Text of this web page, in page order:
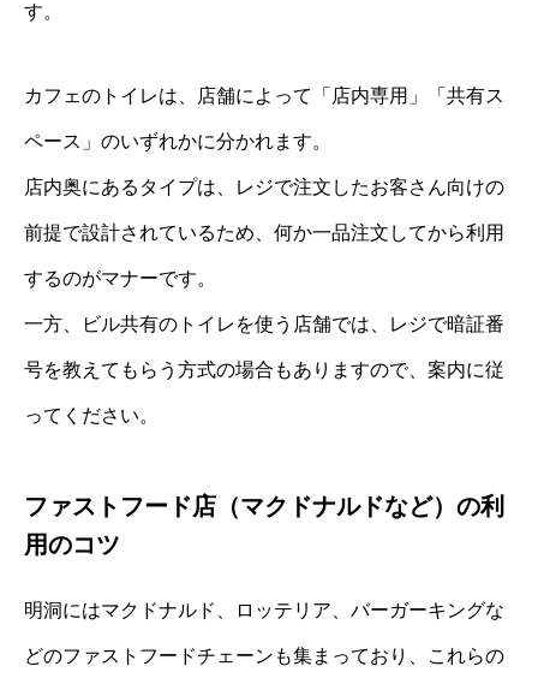
す。
カフェのトイレは、店舗によって「店内専用」「共有ス
ペース」のいずれかに分かれます。
店内奥にあるタイプは、レジで注文したお客さん向けの
前提で設計されているため、何か一品注文してから利用
するのがマナーです。
一方、ビル共有のトイレを使う店舗では、レジで暗証番
号を教えてもらう方式の場合もありますので、案内に従
ってください。
ファストフード店（マクドナルドなど）の利
用のコツ
明洞にはマクドナルド、ロッテリア、バーガーキングな
どのファストフードチェーンも集まっており、これらの